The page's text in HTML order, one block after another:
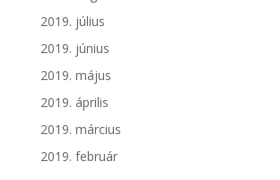
2019. július
2019. június
2019. május
2019. április
2019. március
2019. február